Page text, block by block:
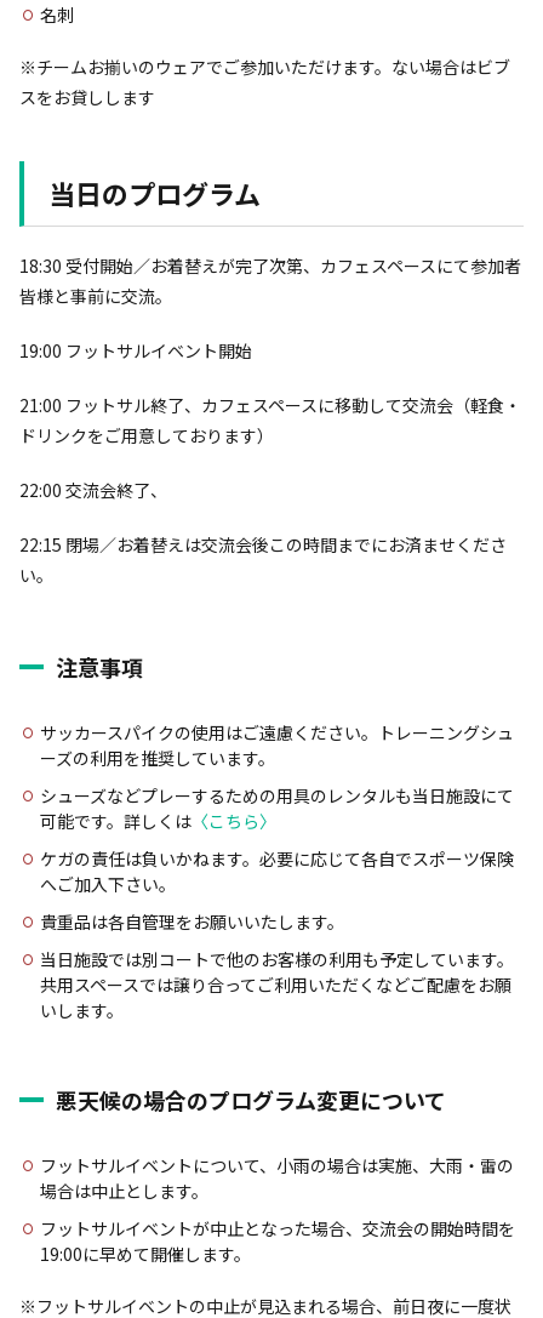
名刺
※チームお揃いのウェアでご参加いただけます。ない場合はビブ
スをお貸しします
当日のプログラム
18:30 受付開始／お着替えが完了次第、カフェスペースにて参加者
皆様と事前に交流。
19:00 フットサルイベント開始
21:00 フットサル終了、カフェスペースに移動して交流会（軽食・
ドリンクをご用意しております）
22:00 交流会終了、
22:15 閉場／お着替えは交流会後この時間までにお済ませくださ
い。
注意事項
サッカースパイクの使用はご遠慮ください。トレーニングシュ
ーズの利用を推奨しています。
シューズなどプレーするための用具のレンタルも当日施設にて
可能です。詳しくは 〈こちら〉
ケガの責任は負いかねます。必要に応じて各自でスポーツ保険
へご加入下さい。
貴重品は各自管理をお願いいたします。
当日施設では別コートで他のお客様の利用も予定しています。
共用スペースでは譲り合ってご利用いただくなどご配慮をお願
いします。
悪天候の場合のプログラム変更について
フットサルイベントについて、小雨の場合は実施、大雨・雷の
場合は中止とします。
フットサルイベントが中止となった場合、交流会の開始時間を
19:00に早めて開催します。
※フットサルイベントの中止が見込まれる場合、前日夜に一度状